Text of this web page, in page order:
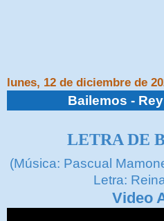
lunes, 12 de diciembre de
Bailemos -
LETRA DE
(Música: Pascual
Letra:
Video